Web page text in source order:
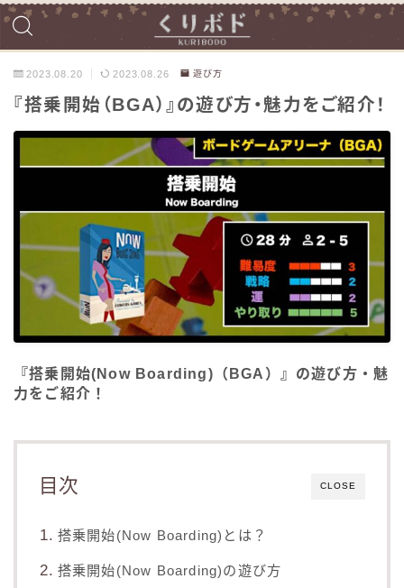
2023.08.20 2023.08.26 遊び方
『搭乗開始（BGA）』の遊び方・魅力をご紹介！
『搭乗開始(Now Boarding)（BGA）』の遊び方・魅
力をご紹介！
CLOSE
目次
搭乗開始(Now Boarding)とは？
搭乗開始(Now Boarding)の遊び方